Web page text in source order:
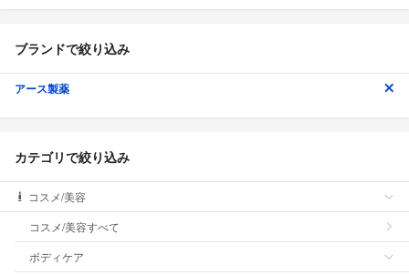
ブランドで絞り込み
アース製薬
カテゴリで絞り込み
コスメ/美容
コスメ/美容すべて
ボディケア